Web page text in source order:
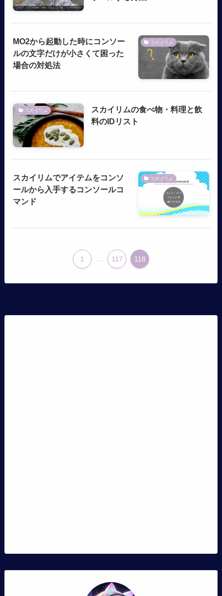
スカイリム
MO2から起動した時にコンソー
ルの文字だけが小さくて困った
場合の対処法
スカイリム
スカイリムの食べ物・料理と飲
料のIDリスト
スカイリム
スカイリムでアイテムをコンソ
ールから入手するコンソールコ
マンド
1 117 118